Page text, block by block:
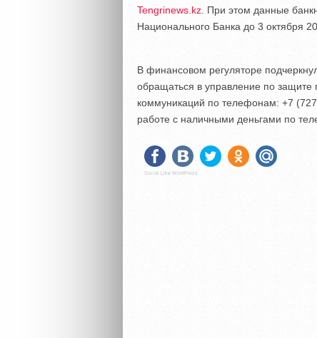
Tengrinews.kz. При этом данные
Национального Банка до 3 октября
В финансовом регуляторе
обращаться в управление по
коммуникаций по телефонам: +7
работе с наличными деньгами по
Social Like WordPress